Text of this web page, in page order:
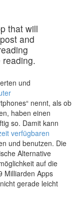
that will
and
und
nennt, als ob
haben einen
so. Damit kann
verfügbaren
und benutzen. Die
Alternative
auf die
Milliarden Apps
gerade leicht